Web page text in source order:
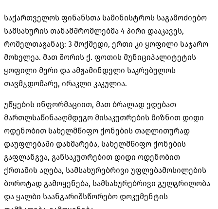
საქართველოს ფინანსთა სამინისტროს საგამოძიებო
სამსახურის თანამშრომლებმა 4 პირი დააკავეს,
რომელთაგანაც: 3 მოქმედი, ერთი კი ყოფილი საჯარო
მოხელეა. მათ შორის ქ. ფოთის მუნიციპალიტეტის
ყოფილი მერი და ამჟამინდელი საკრებულოს
თავმჯდომარე, ირაკლი კაკულია.
უწყების ინფორმაციით, მათ ბრალად ედებათ
მართლსაწინააღმდეგო მისაკუთრების მიზნით დიდი
ოდენობით სახელმწიფო ქონების თაღლითურად
დაუფლებაში დახმარება, სახელმწიფო ქონების
გაფლანგვა, განსაკუთრებით დიდი ოდენობით
ქრთამის აღება, სამსახურებრივი უფლებამოსილების
ბოროტად გამოყენება, სამსახურებრივი გულგრილობა
და ყალბი საანგარიშსწორებო დოკუმენტის